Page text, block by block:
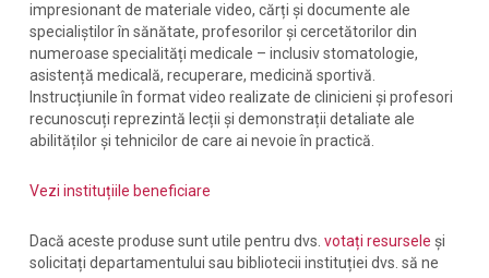
impresionant de materiale video, cărți și documente ale
specialiștilor în sănătate, profesorilor și cercetătorilor din
numeroase specialități medicale – inclusiv stomatologie,
asistență medicală, recuperare, medicină sportivă.
Instrucțiunile în format video realizate de clinicieni și profesori
recunoscuți reprezintă lecții și demonstrații detaliate ale
abilităților și tehnicilor de care ai nevoie în practică.
Vezi instituțiile beneficiare
Dacă aceste produse sunt utile pentru dvs. votați resursele și
solicitați departamentului sau bibliotecii instituției dvs. să ne